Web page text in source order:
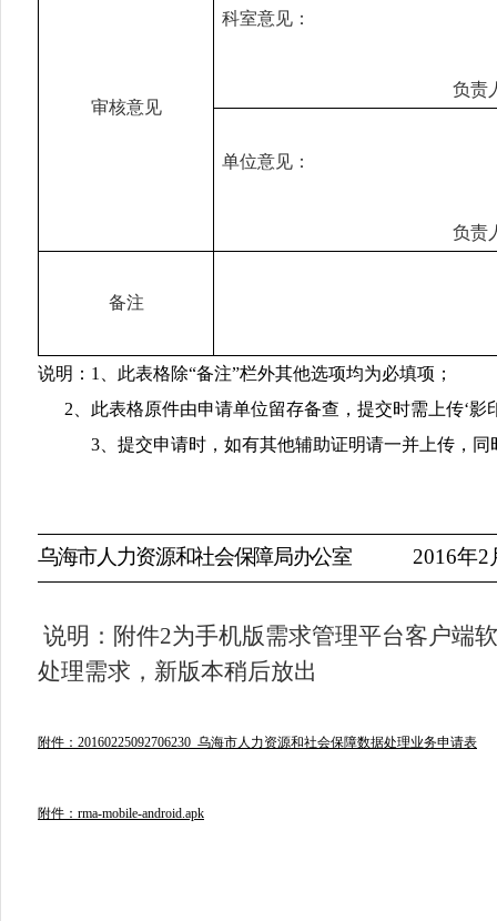
审核意见
科室意见：
负责
单位意见：
负责
备注
说明： 1 、此表格除“备注”栏外其他选项均为必填项；
2 、此表格原件由申请单位留存备查，提交时需上传‘影
3 、提交申请时，如有其他辅助证明请一并上传，
乌海市人力资源和社会保障局办公室 2016年2
说明：附件2为手机版需求管理平台客户端
处理需求，新版本稍后放出
附件：20160225092706230_乌海市人力资源和社会保障数据处理业务申请表
附件：rma-mobile-android.apk